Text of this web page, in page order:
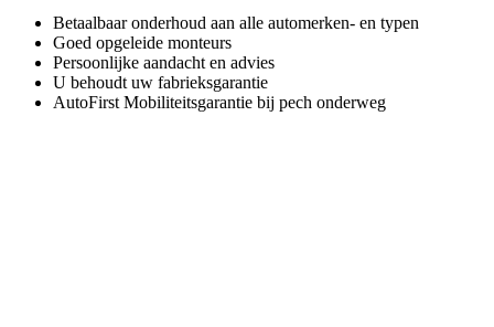
Betaalbaar onderhoud aan alle automerken- en typen
Goed opgeleide monteurs
Persoonlijke aandacht en advies
U behoudt uw fabrieksgarantie
AutoFirst Mobiliteitsgarantie bij pech onderweg